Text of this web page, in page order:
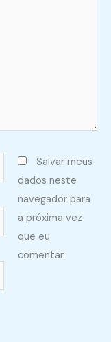
Salvar meus
dados neste
navegador para
a próxima vez
que eu
comentar.